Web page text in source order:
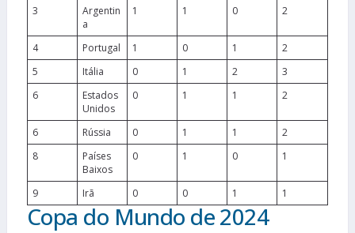
3
Argentin
a
1 1 0 2
4 Portugal 1 0 1
2
5
Itália 0 1 2
3
6
Estados
Unidos
0 1 1 2
6 Rússia 0 1 1
2
8
Países
Baixos
0 1 0 1
9 Irã 0 0 1 1
Copa do Mundo de 2024